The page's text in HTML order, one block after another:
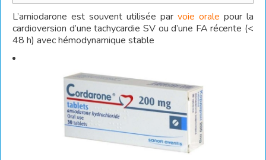
L’amiodarone est souvent utilisée par voie orale pour la
cardioversion d’une tachycardie SV ou d’une FA récente (<
48 h) avec hémodynamique stable